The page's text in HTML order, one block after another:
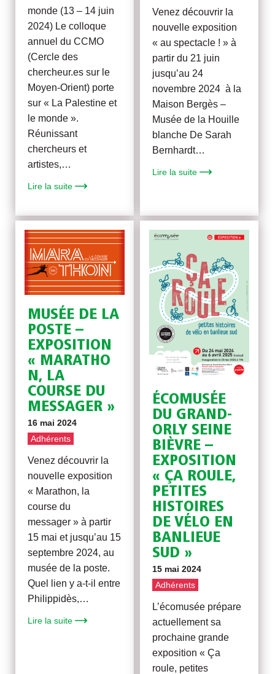
monde (13 – 14 juin
2024) Le colloque
annuel du CCMO
(Cercle des
chercheur.es sur le
Moyen-Orient) porte
sur « La Palestine et
le monde ».
Réunissant
chercheurs et
artistes,…
Lire la suite
Venez découvrir la
nouvelle exposition
« au spectacle ! » à
partir du 21 juin
jusqu’au 24
novembre 2024 à la
Maison Bergès –
Musée de la Houille
blanche De Sarah
Bernhardt…
Lire la suite
MUSÉE DE LA
POSTE –
EXPOSITION
« MARATHO
N, LA
COURSE DU
MESSAGER »
16 mai 2024
Adhérents
Venez découvrir la
nouvelle exposition
« Marathon, la
course du
messager » à partir
15 mai et jusqu’au 15
septembre 2024, au
musée de la poste.
Quel lien y a-t-il entre
Philippidès,…
Lire la suite
ÉCOMUSÉE
DU GRAND-
ORLY SEINE
BIÈVRE –
EXPOSITION
« ÇA ROULE,
PETITES
HISTOIRES
DE VÉLO EN
BANLIEUE
SUD »
15 mai 2024
Adhérents
L’écomusée prépare
actuellement sa
prochaine grande
exposition « Ça
roule, petites